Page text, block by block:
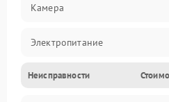
Камера
Электропитание
Память/Носитель
Неисправности